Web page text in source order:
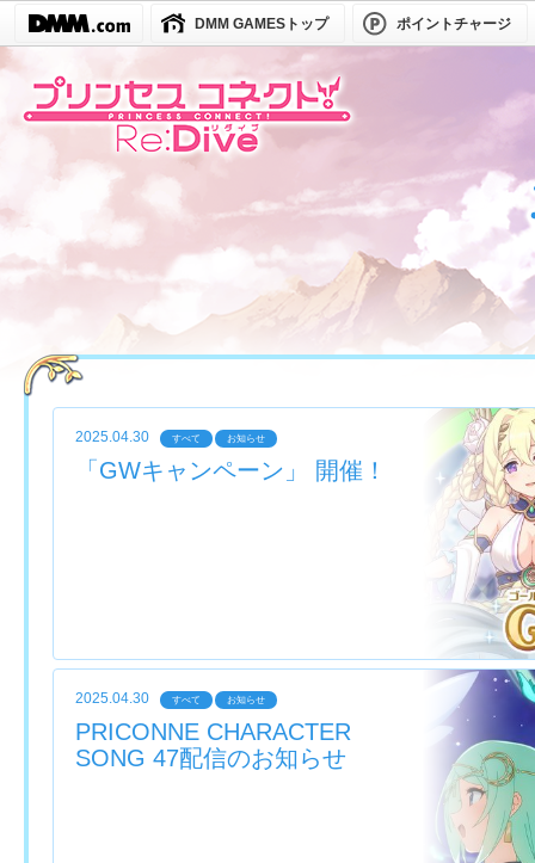
DMM GAMESトップ ポイントチャージ
2025.04.30 すべて お知らせ
「GWキャンペーン」 開催！
2025.04.30 すべて お知らせ
PRICONNE CHARACTER
SONG 47配信のお知らせ